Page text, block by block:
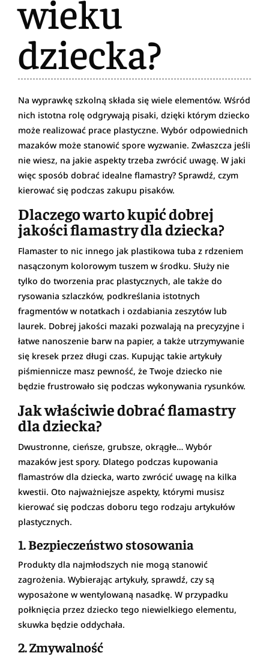
wieku
dziecka?
Na wyprawkę szkolną składa się wiele elementów. Wśród
nich istotna rolę odgrywają pisaki, dzięki którym dziecko
może realizować prace plastyczne. Wybór odpowiednich
mazaków może stanowić spore wyzwanie. Zwłaszcza jeśli
nie wiesz, na jakie aspekty trzeba zwrócić uwagę. W jaki
więc sposób dobrać idealne flamastry? Sprawdź, czym
kierować się podczas zakupu pisaków.
Dlaczego warto kupić dobrej
jakości flamastry dla dziecka?
Flamaster to nic innego jak plastikowa tuba z rdzeniem
nasączonym kolorowym tuszem w środku. Służy nie
tylko do tworzenia prac plastycznych, ale także do
rysowania szlaczków, podkreślania istotnych
fragmentów w notatkach i ozdabiania zeszytów lub
laurek. Dobrej jakości mazaki pozwalają na precyzyjne i
łatwe nanoszenie barw na papier, a także utrzymywanie
się kresek przez długi czas. Kupując takie artykuły
piśmiennicze masz pewność, że Twoje dziecko nie
będzie frustrowało się podczas wykonywania rysunków.
Jak właściwie dobrać flamastry
dla dziecka?
Dwustronne, cieńsze, grubsze, okrągłe… Wybór
mazaków jest spory. Dlatego podczas kupowania
flamastrów dla dziecka, warto zwrócić uwagę na kilka
kwestii. Oto najważniejsze aspekty, którymi musisz
kierować się podczas doboru tego rodzaju artykułów
plastycznych.
1. Bezpieczeństwo stosowania
Produkty dla najmłodszych nie mogą stanowić
zagrożenia. Wybierając artykuły, sprawdź, czy są
wyposażone w wentylowaną nasadkę. W przypadku
połknięcia przez dziecko tego niewielkiego elementu,
skuwka będzie oddychała.
2. Zmywalność